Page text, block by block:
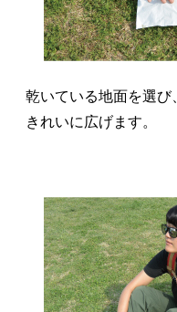
乾いている地面を選び、
きれいに広げます。